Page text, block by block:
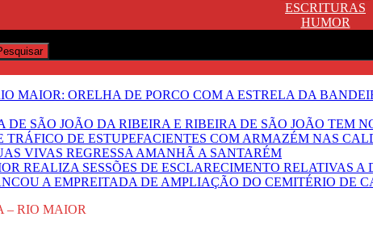
ESCRITURAS
HUMOR
MAIOR: ORELHA DE PORCO COM A ESTRELA DA
DE SÃO JOÃO DA RIBEIRA E RIBEIRA DE SÃO JOÃO TEM
TRÁFICO DE ESTUPEFACIENTES COM ARMAZÉM NAS
VIVAS REGRESSA AMANHÃ A SANTARÉM
REALIZA SESSÕES DE ESCLARECIMENTO RELATIVAS A
A EMPREITADA DE AMPLIAÇÃO DO CEMITÉRIO DE
– RIO MAIOR